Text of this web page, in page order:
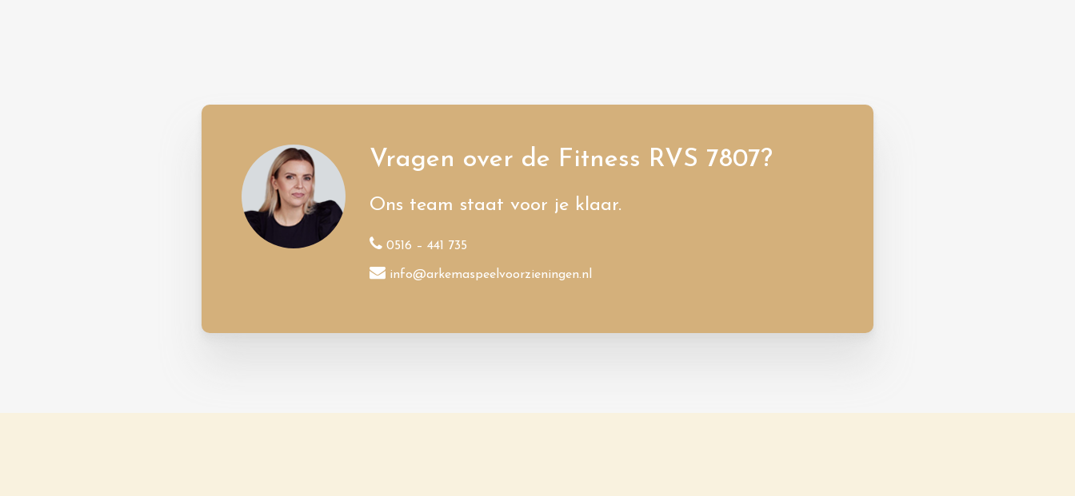
Vragen over de Fitness RVS 7807?
Ons team staat voor je klaar.
0516 – 441 735
info@arkemaspeelvoorzieningen.nl